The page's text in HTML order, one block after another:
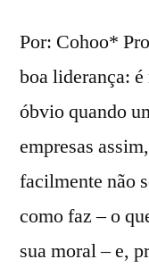
Por: Cohoo*
boa liderança:
óbvio quando
empresas
facilmente não
como faz – o
sua moral – e,